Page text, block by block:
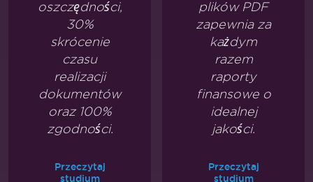
oszczędności,
30%
skrócenie
czasu
realizacji
dokumentów
oraz 100%
zgodności.
Przeczytaj
studium
plików PDF
zapewnia za
każdym
razem
raporty
finansowe o
idealnej
jakości.
Przeczytaj
studium